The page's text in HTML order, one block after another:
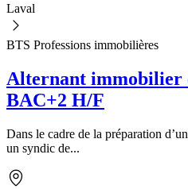
Laval
BTS Professions immobilières
Alternant immobilier
BAC+2 H/F
Dans le cadre de la préparation
un syndic de...